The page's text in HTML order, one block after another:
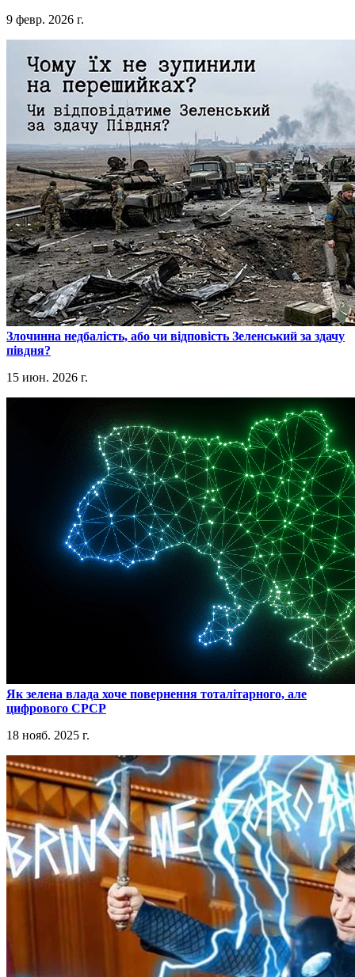
9 февр. 2026 г.
​Злочинна недбалість, або чи відповість Зеленський за здачу
півдня?
15 июн. 2026 г.
​Як зелена влада хоче повернення тоталітарного, але
цифрового СРСР
18 нояб. 2025 г.